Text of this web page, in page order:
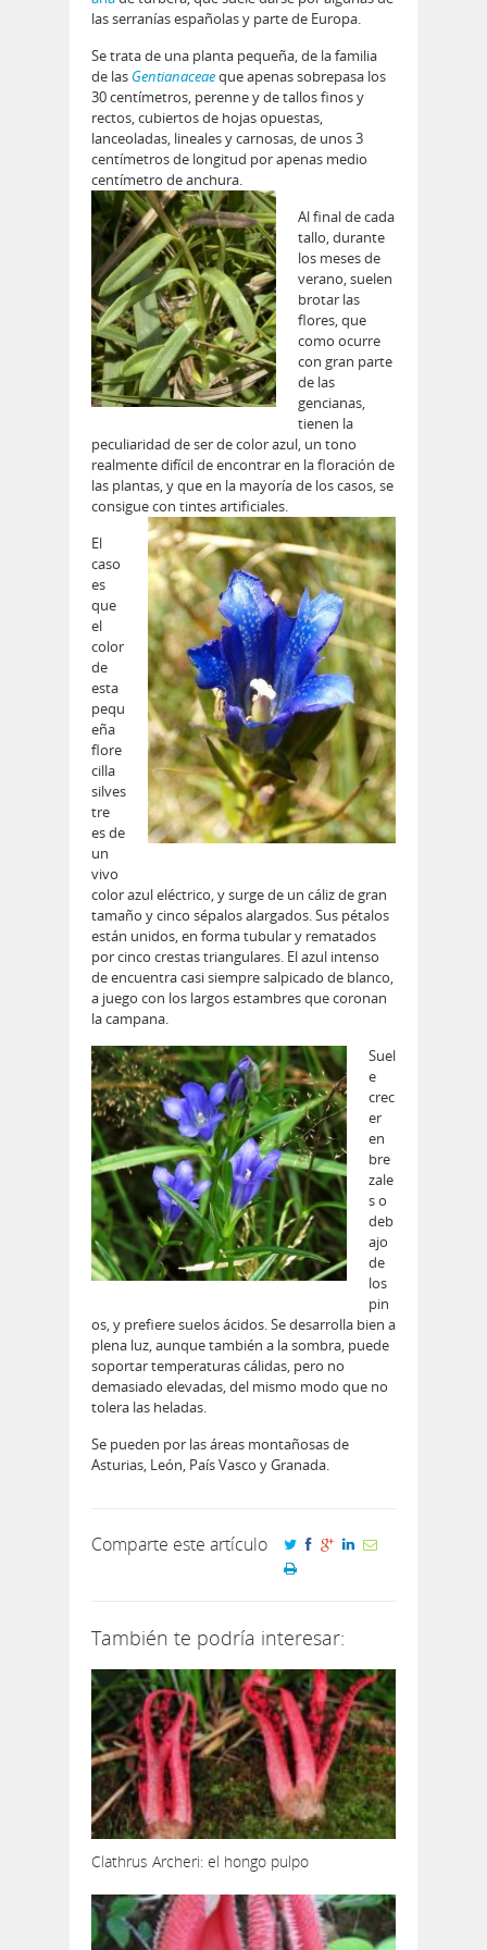
las serranías españolas y parte de Europa.
Se trata de una planta pequeña, de la familia
de las Gentianaceaeque apenas sobrepasa los
30 centímetros, perenne y de tallos finos y
rectos, cubiertos de hojas opuestas,
lanceoladas, lineales y carnosas, de unos 3
centímetros de longitud por apenas medio
centímetro de anchura.
Al final de cada
tallo, durante
los meses de
verano, suelen
brotar las
flores, que
como ocurre
con gran parte
de las
gencianas,
tienen la
peculiaridad de ser de color azul, un tono
realmente difícil de encontrar en la floración de
las plantas, y que en la mayoría de los casos, se
consigue con tintes artificiales.
El
caso
es
que
el
color
de
esta
pequ
eña
flore
cilla
silves
tre
es de
un
vivo
color azul eléctrico, y surge de un cáliz de gran
tamaño y cinco sépalos alargados. Sus pétalos
están unidos, en forma tubular y rematados
por cinco crestas triangulares. El azul intenso
de encuentra casi siempre salpicado de blanco,
a juego con los largos estambres que coronan
la campana.
Suel
e
crec
er
en
bre
zale
s o
deb
ajo
de
los
pin
os, y prefiere suelos ácidos. Se desarrolla bien a
plena luz, aunque también a la sombra, puede
soportar temperaturas cálidas, pero no
demasiado elevadas, del mismo modo que no
tolera las heladas.
Se pueden por las áreas montañosas de
Asturias, León, País Vasco y Granada.
Comparte este artículo
También te podría interesar:
Clathrus Archeri: el hongo pulpo